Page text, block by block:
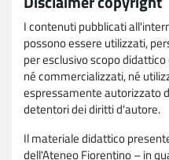
I contenuti pubblicati
possono essere utilizzati,
per esclusivo scopo
né commercializzati, né
espressamente autorizzato
detentori dei diritti d'autore.
Il materiale didattico
dell'Ateneo Fiorentino – in